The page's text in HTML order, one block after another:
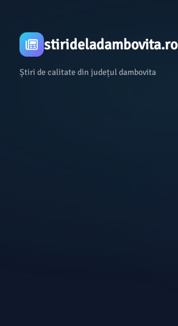
stirideladambovita.ro
Știri de calitate din județul dambovita